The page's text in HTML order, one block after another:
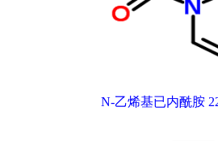
N-乙烯基已内酰胺